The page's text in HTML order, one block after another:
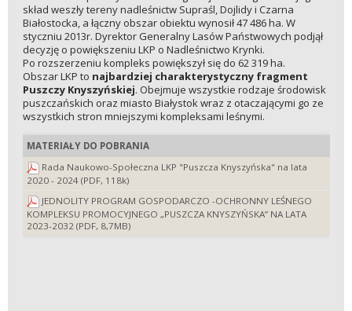
skład weszły tereny nadleśnictw Supraśl, Dojlidy i Czarna
Białostocka, a łączny obszar obiektu wynosił 47 486 ha. W
styczniu 2013r. Dyrektor Generalny Lasów Państwowych podjął
decyzję o powiększeniu LKP o Nadleśnictwo Krynki.
Po rozszerzeniu kompleks powiększył się do 62 319 ha.
Obszar LKP to najbardziej charakterystyczny fragment
Puszczy Knyszyńskiej. Obejmuje wszystkie rodzaje środowisk
puszczańskich oraz miasto Białystok wraz z otaczającymi go ze
wszystkich stron mniejszymi kompleksami leśnymi.
MATERIAŁY DO POBRANIA
Rada Naukowo-Społeczna LKP "Puszcza Knyszyńska" na lata
2020 - 2024 (PDF, 118k)
JEDNOLITY PROGRAM GOSPODARCZO -OCHRONNY LEŚNEGO
KOMPLEKSU PROMOCYJNEGO „PUSZCZA KNYSZYŃSKA” NA LATA
2023-2032 (PDF, 8,7MB)